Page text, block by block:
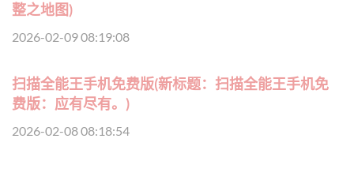
整之地图)
2026-02-09 08:19:08
扫描全能王手机免费版(新标题：扫描全能王手机免
费版：应有尽有。)
2026-02-08 08:18:54